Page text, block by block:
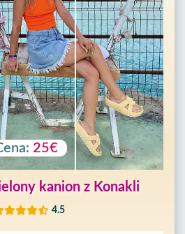
25€
kanion z Konakli
4.5